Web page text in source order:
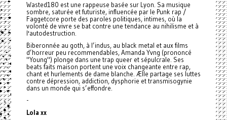
Wasted180 est une rappeuse basée sur Lyon. Sa musique
sombre, saturée et futuriste, influencée par le Punk rap /
Faggetcore porte des paroles politiques, intimes, où la
volonté de vivre se bat contre une tendance au nihilisme et à
l'autodestruction.
Biberonnée au goth, à l’indus, au black metal et aux films
d’horreur peu recommendables, Amanda Yvng (prononcé
"Young") plonge dans une trap queer et sépulcrale. Ses
beats faits maison portent une voix changeante entre rap,
chant et hurlements de dame blanche. Ælle partage ses luttes
contre dépression, addiction, dysphorie et transmisogynie
dans un monde qui s’effondre.
-
Lola xx